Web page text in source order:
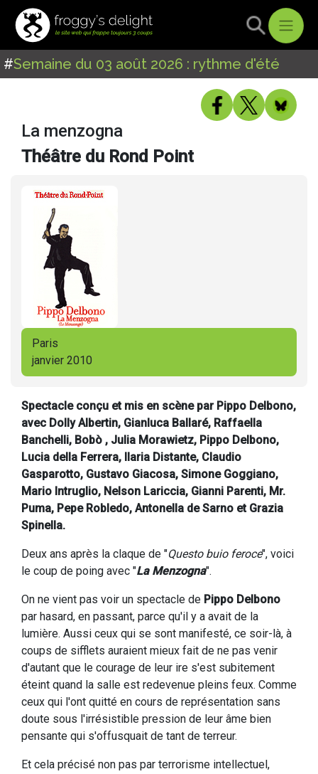
#Semaine du 03 août 2026 : rythme d'été
La menzogna
Théâtre du Rond Point
Paris
janvier 2010
Spectacle conçu et mis en scène par Pippo Delbono,
avec Dolly Albertin, Gianluca Ballaré, Raffaella
Banchelli, Bobò , Julia Morawietz, Pippo Delbono,
Lucia della Ferrera, Ilaria Distante, Claudio
Gasparotto, Gustavo Giacosa, Simone Goggiano,
Mario Intruglio, Nelson Lariccia, Gianni Parenti, Mr.
Puma, Pepe Robledo, Antonella de Sarno et Grazia
Spinella.
Deux ans après la claque de "Questo buio feroce", voici
le coup de poing avec "La Menzogna".
On ne vient pas voir un spectacle de Pippo Delbono
par hasard, en passant, parce qu'il y a avait de la
lumière. Aussi ceux qui se sont manifesté, ce soir-là, à
coups de sifflets auraient mieux fait de ne pas venir
d'autant que le courage de leur ire s'est subitement
éteint quand la salle est redevenue pleins feux. Comme
ceux qui l'ont quitté en cours de représentation sans
doute sous l'irrésistible pression de leur âme bien
pensante qui s'offusquait de tant de terreur.
Et cela précisé non pas par terrorisme intellectuel,